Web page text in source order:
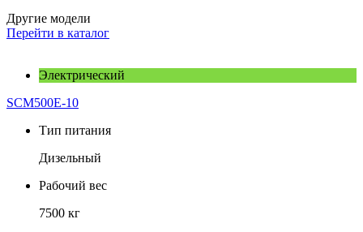
Другие модели
Перейти в каталог
Электрический
SCM500E-10
Тип питания
Дизельный
Рабочий вес
7500 кг